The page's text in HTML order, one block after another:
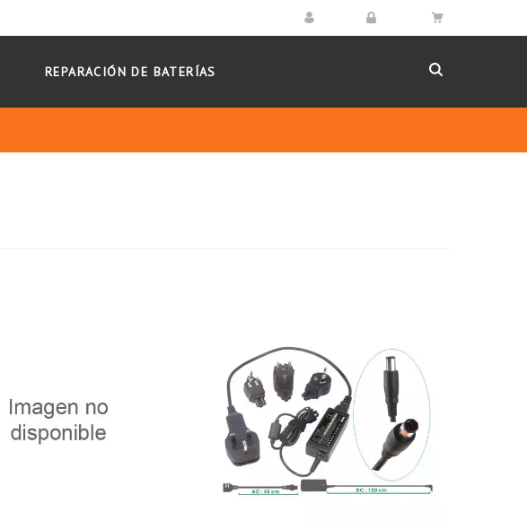
REPARACIÓN DE BATERÍAS